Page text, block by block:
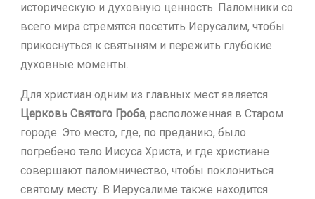
историческую и духовную ценность. Паломники со
всего мира стремятся посетить Иерусалим, чтобы
прикоснуться к святыням и пережить глубокие
духовные моменты.
Для христиан одним из главных мест является
Церковь Святого Гроба, расположенная в Старом
городе. Это место, где, по преданию, было
погребено тело Иисуса Христа, и где христиане
совершают паломничество, чтобы поклониться
святому месту. В Иерусалиме также находится